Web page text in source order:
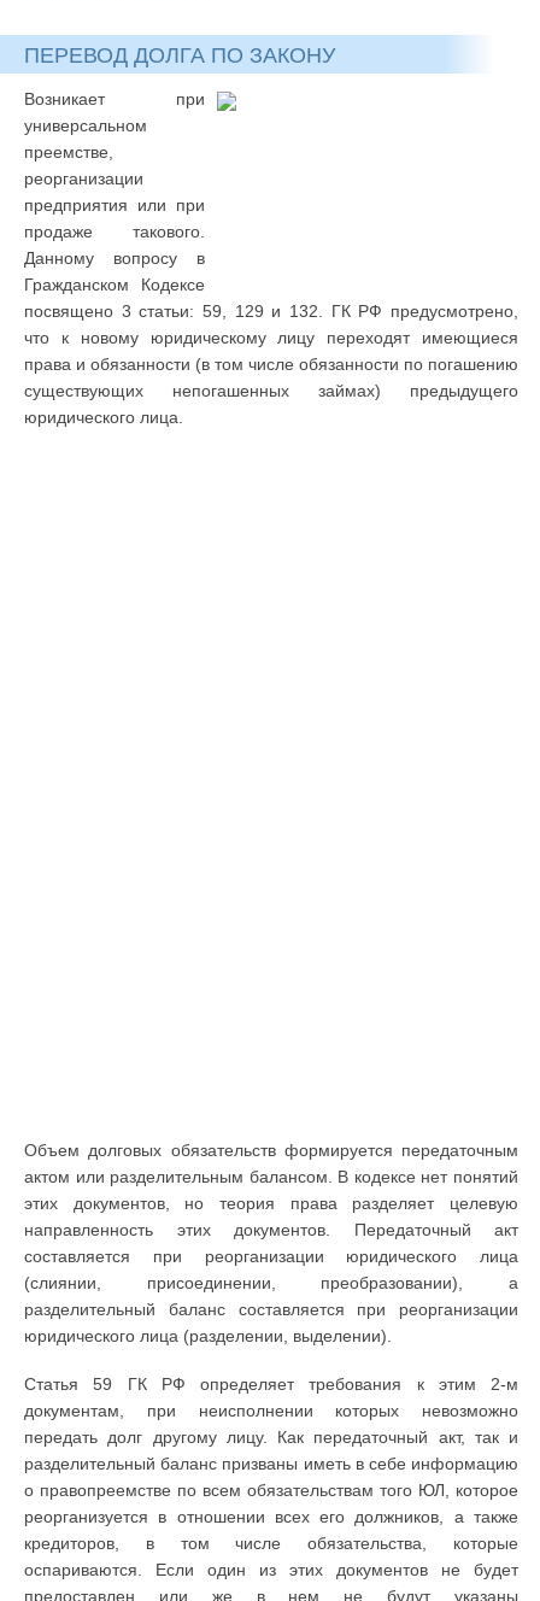
ПЕРЕВОД ДОЛГА ПО ЗАКОНУ
Возникает при
универсальном
преемстве,
реорганизации
предприятия или при
продаже такового.
Данному вопросу в
Гражданском Кодексе
посвящено 3 статьи: 59, 129 и 132. ГК РФ предусмотрено,
что к новому юридическому лицу переходят имеющиеся
права и обязанности (в том числе обязанности по погашению
существующих непогашенных займах) предыдущего
юридического лица.
Объем долговых обязательств формируется передаточным
актом или разделительным балансом. В кодексе нет понятий
этих документов, но теория права разделяет целевую
направленность этих документов. Передаточный акт
составляется при реорганизации юридического лица
(слиянии, присоединении, преобразовании), а
разделительный баланс составляется при реорганизации
юридического лица (разделении, выделении).
Статья 59 ГК РФ определяет требования к этим 2-м
документам, при неисполнении которых невозможно
передать долг другому лицу. Как передаточный акт, так и
разделительный баланс призваны иметь в себе информацию
о правопреемстве по всем обязательствам того ЮЛ, которое
реорганизуется в отношении всех его должников, а также
кредиторов, в том числе обязательства, которые
оспариваются. Если один из этих документов не будет
предоставлен или же в нем не будут указаны